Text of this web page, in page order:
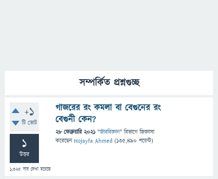
সম্পর্কিত প্রশ্নগুচ্ছ
+1
টি ভোট
1
উত্তর
1,325 বার দেখা হয়েছে
গাজরের রং কমলা বা বেগুনের রং
বেগুনী কেন?
28 ফেব্রুয়ারি 2021 "জীববিজ্ঞান" বিভাগে জিজ্ঞাসা
করেছেনHojayfa Ahmed (135,490 পয়েন্ট)